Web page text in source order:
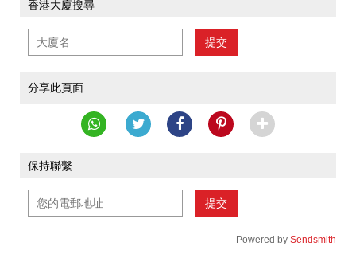
香港大廈搜尋
提交
分享此頁面
保持聯繫
提交
Powered by Sendsmith